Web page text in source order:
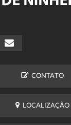
CONTATO
LOCALIZAÇÃO